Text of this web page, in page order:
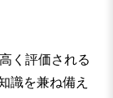
く評価される
識を兼ね備え